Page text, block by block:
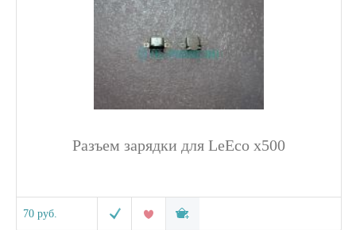
Разъем зарядки для LeEco x500
70 руб.